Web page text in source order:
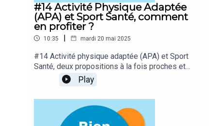
#14 Activité Physique Adaptée
(APA) et Sport Santé, comment
en profiter ?
10:35 | mardi 20 mai 2025
#14 Activité physique adaptée (APA) et Sport
Santé, deux propositions à la fois proches et
différentes dont beaucoup d'entre nous peuvent
profiter. A condition de mieux les connaître. Pour
fondatrice d’un centre d’APA-Sport santé, le
centre MINA, qui nous parle des programmes
Play